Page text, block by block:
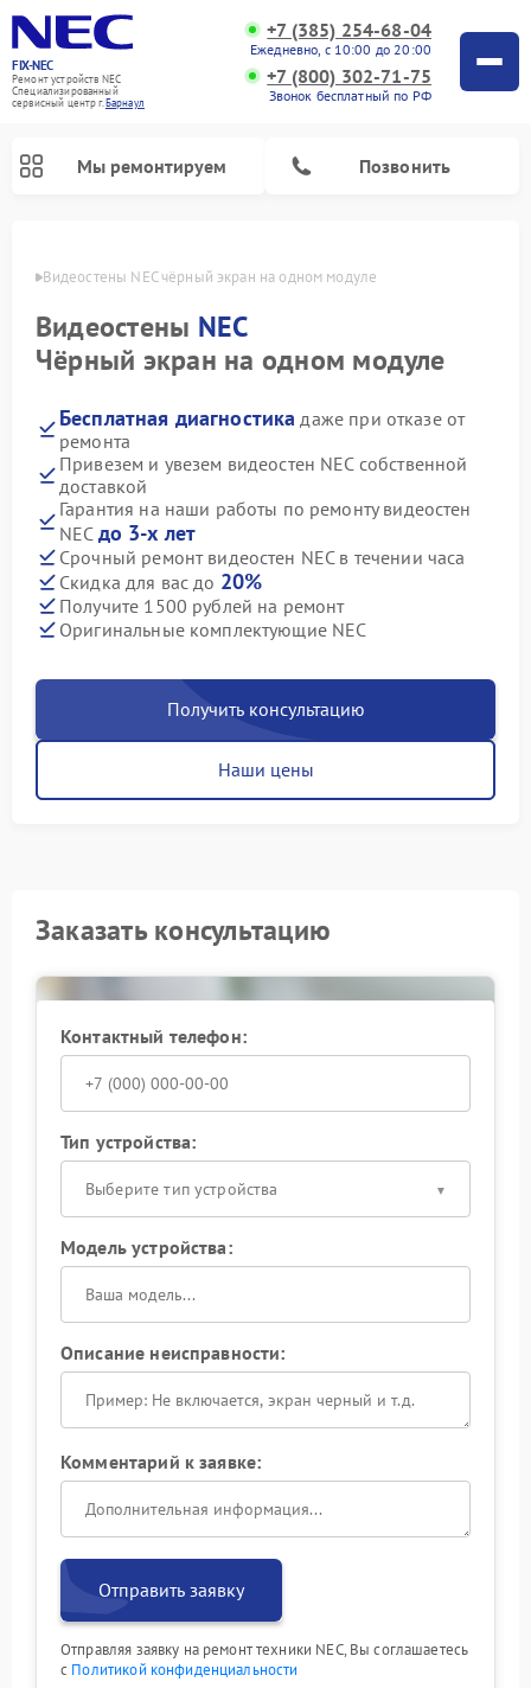
FIX-NEC
Ремонт устройств NEC
Специализированный
cервисный центр г.Барнаул
+7 (385) 254-68-04
Ежедневно, с 10:00 до 20:00
+7 (800) 302-71-75
Звонок бесплатный по РФ
Мы ремонтируем Позвонить
Видеостены NEC чёрный экран на одном модуле
Видеостены NEC
Чёрный экран на одном модуле
Бесплатная диагностика даже при отказе от
ремонта
Привезем и увезем видеостен NEC собственной
доставкой
Гарантия на наши работы по ремонту видеостен
NEC до 3-х лет
Срочный ремонт видеостен NEC в течении часа
Скидка для вас до 20%
Получите 1500 рублей на ремонт
Оригинальные комплектующие NEC
Получить консультацию
Наши цены
Заказать консультацию
Контактный телефон:
Тип устройства:
Выберите тип устройства
Модель устройства:
Описание неисправности:
Комментарий к заявке:
Отправить заявку
Отправляя заявку на ремонт техники NEC, Вы соглашаетесь
с Политикой конфиденциальности